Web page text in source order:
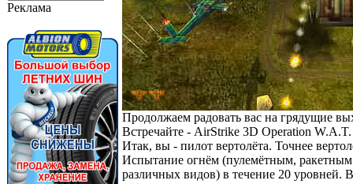
Реклама
Продолжаем радовать вас на грядущие
Встречайте - AirStrike 3D Operation W.A.T.
Итак, вы - пилот вертолёта. Точнее
Испытание огнём (пулемётным,
различных видов) в течение 20 уровней.